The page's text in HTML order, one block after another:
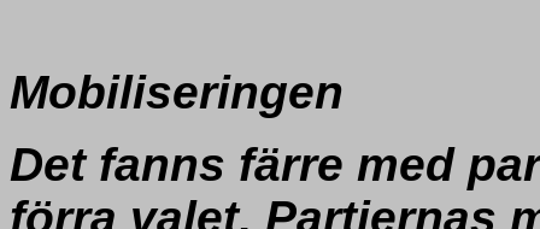
Mobiliseringen
Det fanns färre med
förra valet. Partiernas